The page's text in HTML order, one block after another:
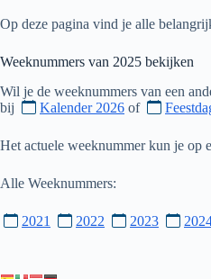
Op deze pagina vind je alle
Weeknummers van 2025 bekijken
Wil je de weeknummers van een
bij
Kalender 2026 of
Het actuele weeknummer kun je op
Alle Weeknummers:
2021 2022 2023